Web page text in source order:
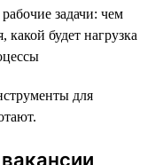
задачи: чем
какой будет нагрузка
для